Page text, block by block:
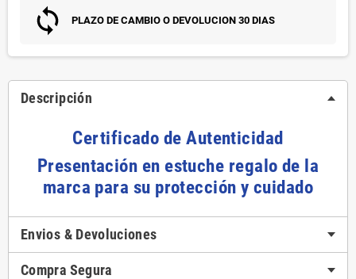
PLAZO DE CAMBIO O DEVOLUCION 30 DIAS
Descripción
Certificado de Autenticidad
Presentación en estuche regalo de la
marca para su protección y cuidado
Envios & Devoluciones
Compra Segura